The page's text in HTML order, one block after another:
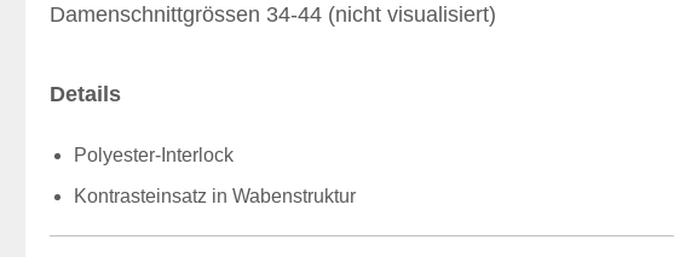
Damenschnittgrössen 34-44 (nicht visualisiert)
Details
Polyester-Interlock
Kontrasteinsatz in Wabenstruktur